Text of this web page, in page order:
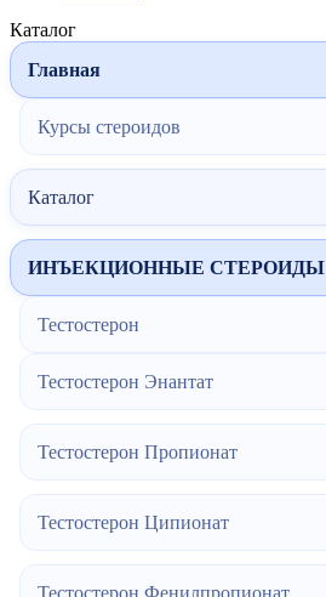
Каталог
Главная
Курсы стероидов
Каталог
ИНЪЕКЦИОННЫЕ СТЕРОИДЫ
Тестостерон
Тестостерон Энантат
Тестостерон Пропионат
Тестостерон Ципионат
Тестостерон Фенилпропионат